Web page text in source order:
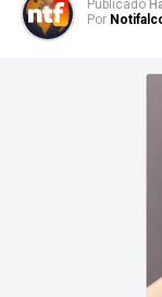
Publicado
Por